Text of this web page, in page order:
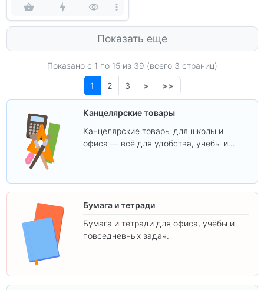
Показать еще
Показано с 1 по 15из 39 (всего 3 страниц)
1
2 3 > >>
Канцелярские товары
Канцелярские товары для школы и
офиса — всё для удобства, учёбы и
Бумага и тетради
Бумага и тетради для офиса, учёбы и
повседневных задач.